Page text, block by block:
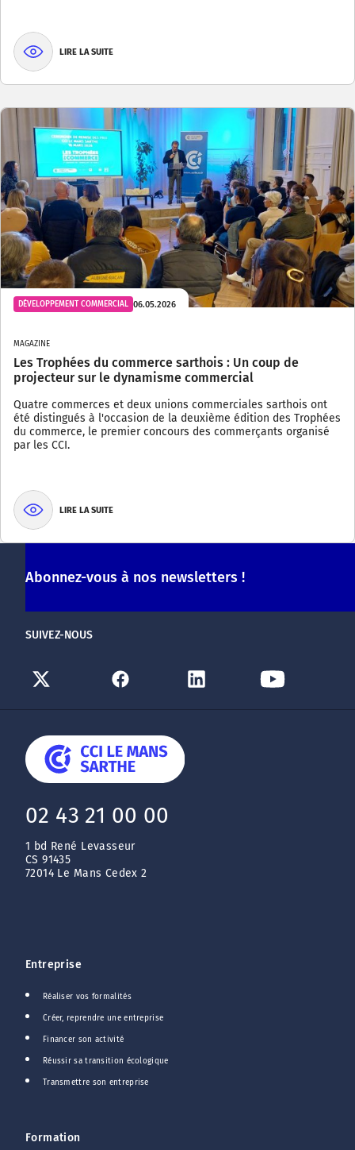
LIRE LA SUITE
DÉVELOPPEMENT COMMERCIAL 06.05.2026
MAGAZINE
Les Trophées du commerce sarthois : Un coup de
projecteur sur le dynamisme commercial
Quatre commerces et deux unions commerciales sarthois ont
été distingués à l'occasion de la deuxième édition des Trophées
du commerce, le premier concours des commerçants organisé
par les CCI.
LIRE LA SUITE
Abonnez-vous à nos newsletters !
SUIVEZ-NOUS
02 43 21 00 00
1 bd René Levasseur
CS 91435
72014 Le Mans Cedex 2
Entreprise
Réaliser vos formalités
Créer, reprendre une entreprise
Financer son activité
Réussir sa transition écologique
Transmettre son entreprise
Formation